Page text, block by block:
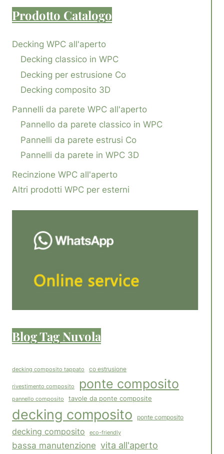
Prodotto Catalogo
Decking WPC all'aperto
Decking classico in WPC
Decking per estrusione Co
Decking composito 3D
Pannelli da parete WPC all'aperto
Pannello da parete classico in WPC
Pannelli da parete estrusi Co
Pannelli da parete in WPC 3D
Recinzione WPC all'aperto
Altri prodotti WPC per esterni
Blog Tag Nuvola
decking composito tappato co estrusione
rivestimento composito ponte composito
pannello composito tavole da ponte composite
decking composito ponte composito
decking composito eco-friendly
bassa manutenzione vita all'aperto